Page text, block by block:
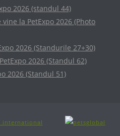
2026 (standul 44)
vine la PetExpo 2026 (Photo
2026 (Standurile 27+30)
2026 (Standul 62)
2026 (Standul 51)